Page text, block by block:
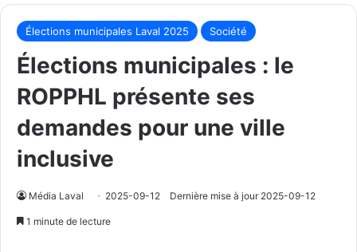
Élections municipales Laval 2025 Société
Élections municipales : le
ROPPHL présente ses
demandes pour une ville
inclusive
Média Laval 2025-09-12 Dernière mise à jour 2025-09-12
1 minute de lecture